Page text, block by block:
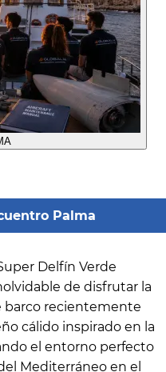
Palma
Delfín Verde
de disfrutar la
barco recientemente
cálido inspirado en la
el entorno perfecto
Mediterráneo en el